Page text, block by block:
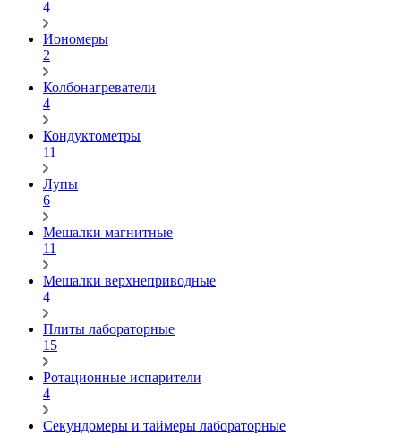
4
Иономеры
2
Колбонагреватели
4
Кондуктометры
11
Лупы
6
Мешалки магнитные
11
Мешалки верхнеприводные
4
Плиты лабораторные
15
Ротационные испарители
4
Секундомеры и таймеры лабораторные